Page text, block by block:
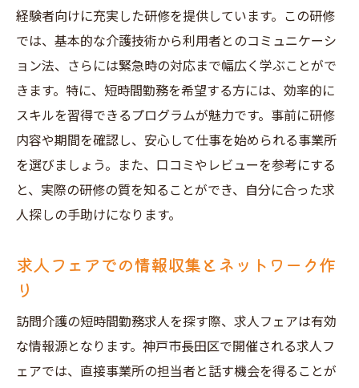
経験者向けに充実した研修を提供しています。この研修
では、基本的な介護技術から利用者とのコミュニケーシ
ョン法、さらには緊急時の対応まで幅広く学ぶことがで
きます。特に、短時間勤務を希望する方には、効率的に
スキルを習得できるプログラムが魅力です。事前に研修
内容や期間を確認し、安心して仕事を始められる事業所
を選びましょう。また、口コミやレビューを参考にする
と、実際の研修の質を知ることができ、自分に合った求
人探しの手助けになります。
求人フェアでの情報収集とネットワーク作
り
訪問介護の短時間勤務求人を探す際、求人フェアは有効
な情報源となります。神戸市長田区で開催される求人フ
ェアでは、直接事業所の担当者と話す機会を得ることが